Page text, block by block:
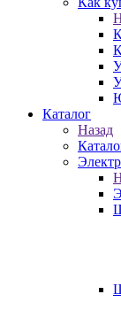
Каталог
Назад